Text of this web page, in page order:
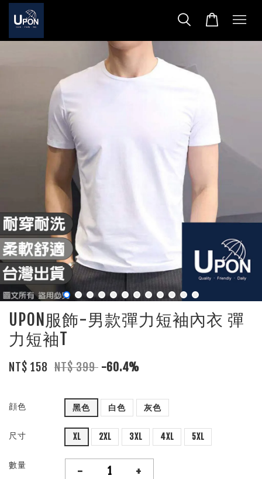
UPON服飾-男款彈力短袖內衣 彈
力短袖T
NT$ 158 NT$ 399 -60.4%
顔色 黑色 白色 灰色
尺寸 XL 2XL 3XL 4XL 5XL
數量 - +